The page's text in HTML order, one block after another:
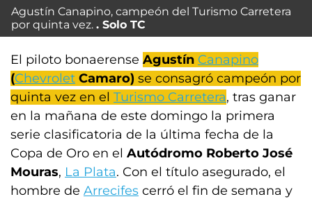
Agustín Canapino, campeón del Turismo Carretera
por quinta vez.
Solo TC
El piloto bonaerense Agustín Canapino
(Chevrolet Camaro) se consagró campeón por
quinta vez en el Turismo Carretera, tras ganar
en la mañana de este domingo la primera
serie clasificatoria de la última fecha de la
Copa de Oro en el Autódromo Roberto José
Mouras, La Plata. Con el título asegurado, el
hombre de Arrecifes cerró el fin de semana y